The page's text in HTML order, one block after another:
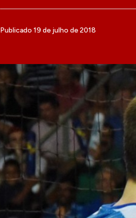
Publicado 19 de julho de 2018